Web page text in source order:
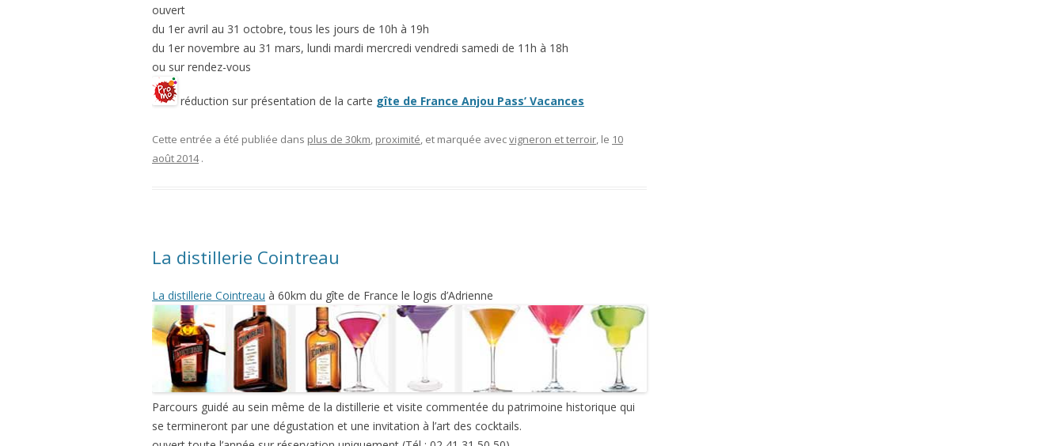
ouvert
du 1er avril au 31 octobre, tous les jours de 10h à 19h
du 1er novembre au 31 mars, lundi mardi mercredi vendredi samedi de 11h à 18h
ou sur rendez-vous
réduction sur présentation de la carte gîte de France Anjou Pass’ Vacances
Cette entrée a été publiée dans plus de 30km, proximité, et marquée avecvigneron et terroir, le 10
août 2014 .
La distillerie Cointreau
La distillerie Cointreau à 60km du gîte de France le logis d’Adrienne
Parcours guidé au sein même de la distillerie et visite commentée du patrimoine historique qui
se termineront par une dégustation et une invitation à l’art des cocktails.